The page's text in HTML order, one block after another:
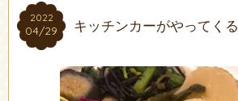
2022
04/29
2022
04/29 キッチンカーがやってくる